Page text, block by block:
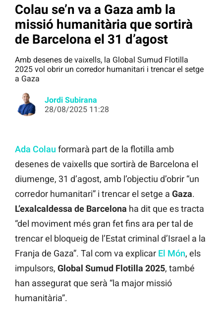
Colau se’n va a Gaza amb la
missió humanitària que sortirà
de Barcelona el 31 d’agost
Amb desenes de vaixells, la Global Sumud Flotilla
2025 vol obrir un corredor humanitari i trencar el setge
a Gaza
Jordi Subirana
28/08/2025 11:28
Ada Colau formarà part de la flotilla amb
desenes de vaixells que sortirà de Barcelona el
diumenge, 31 d’agost, amb l’objectiu d’obrir “un
corredor humanitari” i trencar el setge a Gaza.
L’exalcaldessa de Barcelona ha dit que es tracta
“del moviment més gran fet fins ara per tal de
trencar el bloqueig de l’Estat criminal d’Israel a la
Franja de Gaza”. Tal com va explicar El Món, els
impulsors, Global Sumud Flotilla 2025, també
han assegurat que serà “la major missió
humanitària”.